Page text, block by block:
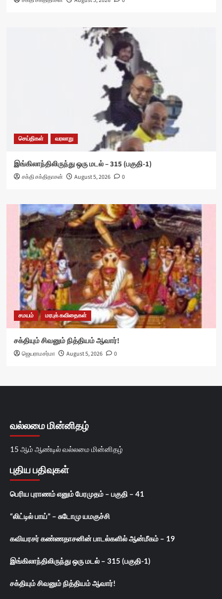
செய்திகள் வரலாறு
இங்கிலாந்திலிருந்து ஒரு மடல் – 315 (பகுதி-1)
சக்தி சக்திதாசன் August 5, 2026 0
சமயம் மரபுக் கவிதைகள்
சக்தியும் சிவனும் நித்தியம் ஆவார்!
ஜெயராமசர்மா August 5, 2026 0
வல்லமை மின்னிதழ்
15 ஆம் ஆண்டில் வல்லமை மின்னிதழ்
புதிய பதிவுகள்
பெரிய புராணம் எனும் பேரமுதம் – பகுதி – 41
“லிட்டில் பாய்” – சுடோமு யமகுச்சி
கவியரசர் கண்ணதாசனின் பாடல்களில் ஆன்மீகம் – 19
இங்கிலாந்திலிருந்து ஒரு மடல் – 315 (பகுதி-1)
சக்தியும் சிவனும் நித்தியம் ஆவார்!